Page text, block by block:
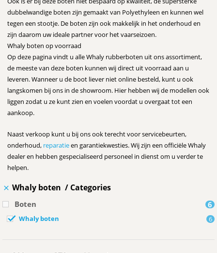
dubbelwandige boten zijn gemaakt van Polyethyleen en kunnen wel
tegen een stootje. De boten zijn ook makkelijk in het onderhoud en
zijn daarom uw ideale partner voor het vaarseizoen.
Whaly boten op voorraad
Op deze pagina vindt u alle Whaly rubberboten uit ons assortiment,
de meeste van deze boten kunnen wij direct uit voorraad aan u
leveren. Wanneer u de boot liever niet online besteld, kunt u ook
langskomen bij ons in de showroom. Hier hebben wij de modellen ook
liggen zodat u ze kunt zien en voelen voordat u overgaat tot een
aankoop.
Naast verkoop kunt u bij ons ook terecht voor servicebeurten,
onderhoud, reparatieen garantiekwesties. Wij zijn een officiële Whaly
dealer en hebben gespecialiseerd personeel in dienst om u verder te
helpen.
Whaly boten Categories
Boten 6
Whaly boten 6